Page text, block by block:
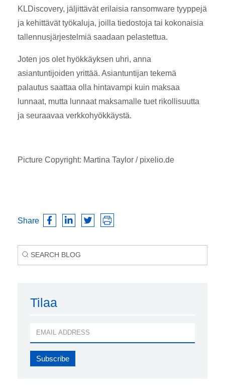
KLDiscovery, jäljittävät erilaisia ransomware tyyppejä
ja kehittävät työkaluja, joilla tiedostoja tai kokonaisia
tallennusjärjestelmiä saadaan pelastettua.
Joten jos olet hyökkäyksen uhri, anna
asiantuntijoiden yrittää. Asiantuntijan tekemä
palautus saattaa olla hintavampi kuin maksaa
lunnaat, mutta lunnaat maksamalle tuet rikollisuutta
ja seuraavaa verkkohyökkäystä.
Picture Copyright: Martina Taylor / pixelio.de
Share
Tilaa